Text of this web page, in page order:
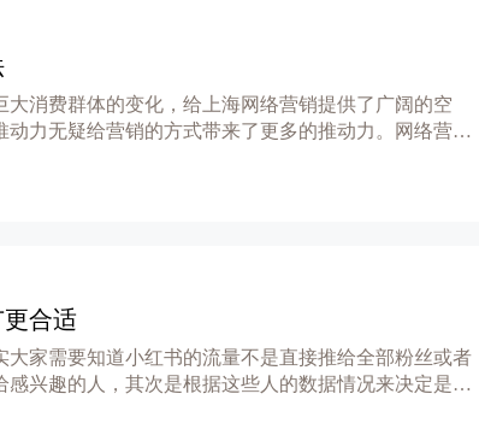
消费群体的变化，给上海网络营销提供了广阔的空
力无疑给营销的方式带来了更多的推动力。网络营销
合适
家需要知道小红书的流量不是直接推给全部粉丝或者
兴趣的人，其次是根据这些人的数据情况来决定是否